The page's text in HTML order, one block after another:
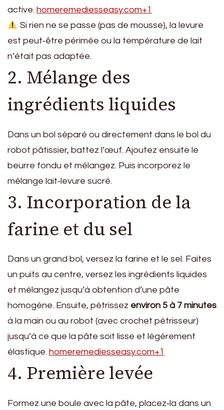
active. homeremediesseasy.com+1
Si rien ne se passe (pas de mousse), la levure
est peut‑être périmée ou la température de lait
n’était pas adaptée.
2. Mélange des
ingrédients liquides
Dans un bol séparé ou directement dans le bol du
robot pâtissier, battez l’œuf. Ajoutez ensuite le
beurre fondu et mélangez. Puis incorporez le
mélange lait‑levure sucré.
3. Incorporation de la
farine et du sel
Dans un grand bol, versez la farine et le sel. Faites
un puits au centre, versez les ingrédients liquides
et mélangez jusqu’à obtention d’une pâte
homogène. Ensuite, pétrissez environ 5 à 7 minutes
à la main ou au robot (avec crochet pétrisseur)
jusqu’à ce que la pâte soit lisse et légèrement
élastique. homeremediesseasy.com+1
4. Première levée
Formez une boule avec la pâte, placez‑la dans un